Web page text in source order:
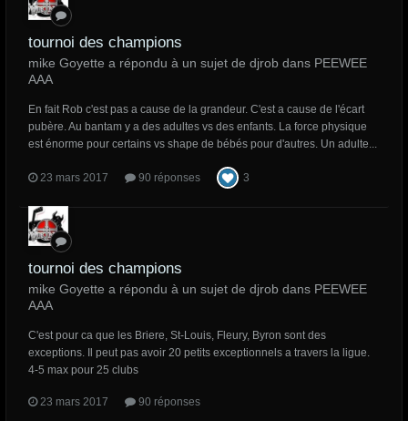
tournoi des champions
mike Goyette a répondu à un sujet de djrob dans PEEWEE
AAA
En fait Rob c'est pas a cause de la grandeur. C'est a cause de l'écart
pubère. Au bantam y a des adultes vs des enfants. La force physique
est énorme pour certains vs shape de bébés pour d'autres. Un adulte...
23 mars 2017 90 réponses 3
tournoi des champions
mike Goyette a répondu à un sujet de djrob dans PEEWEE
AAA
C'est pour ca que les Briere, St-Louis, Fleury, Byron sont des
exceptions. Il peut pas avoir 20 petits exceptionnels a travers la ligue.
4-5 max pour 25 clubs
23 mars 2017 90 réponses